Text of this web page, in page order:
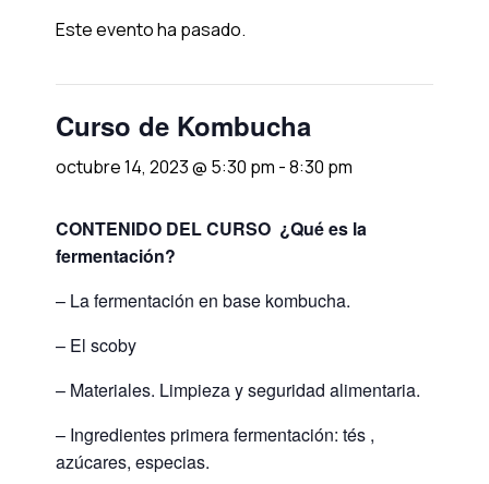
Este evento ha pasado.
Curso de Kombucha
octubre 14, 2023 @ 5:30 pm -8:30 pm
CONTENIDO DEL CURSO ¿Qué es la
fermentación?
– La fermentación en base kombucha.
– El scoby
– Materiales. Limpieza y seguridad alimentaria.
– Ingredientes primera fermentación: tés ,
azúcares, especias.